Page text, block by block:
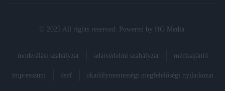
© 2025 All rights reserved. Powered by HG Media
moderálási szabályzat adatvédelmi szabályzat médiaajánló
impresszum ászf akadálymentességi megfelelőségi nyilatkozat